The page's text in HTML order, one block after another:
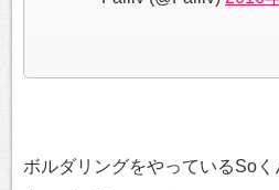
ボルダリングをやっているSoく